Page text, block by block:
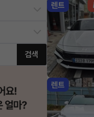
검색
렌트
렌트